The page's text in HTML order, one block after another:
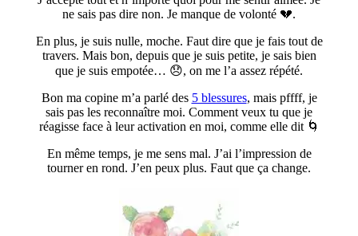
ne sais pas dire non. Je manque de volonté 💔.
En plus, je suis nulle, moche. Faut dire que je fais tout de
travers. Mais bon, depuis que je suis petite, je sais bien
que je suis empotée… 😞, on me l’a assez répété.
Bon ma copine m’a parlé des 5 blessures, mais pffff, je
sais pas les reconnaître moi. Comment veux tu que je
réagisse face à leur activation en moi, comme elle dit 🌀
En même temps, je me sens mal. J’ai l’impression de
tourner en rond. J’en peux plus. Faut que ça change.